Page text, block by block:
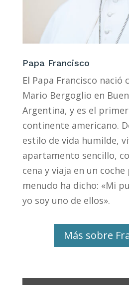
Papa Francisco
El Papa Francisco nació
Mario Bergoglio en
Argentina, y es el
continente americano.
estilo de vida humilde,
apartamento sencillo,
cena y viaja en un coche
menudo ha dicho: «Mi
yo soy uno de ellos».
Más sobre